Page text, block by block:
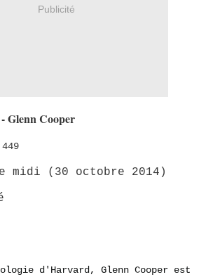
Publicité
Glenn Cooper
449
midi (30 octobre 2014)
d'Harvard, Glenn Cooper est